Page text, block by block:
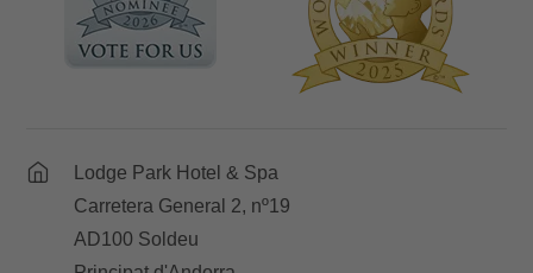
Lodge Park Hotel & Spa
Carretera General 2, nº19
AD100 Soldeu